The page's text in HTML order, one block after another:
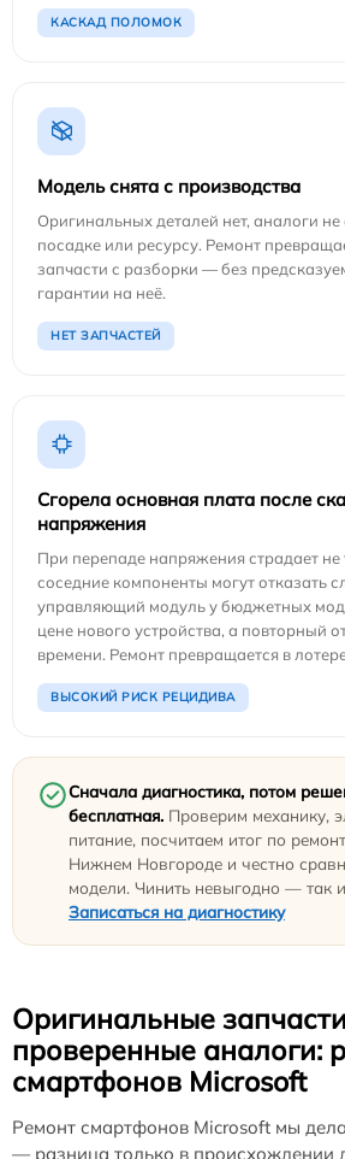
КАСКАД ПОЛОМОК
Модель снята с производства
Оригинальных деталей нет, аналоги
посадке или ресурсу. Ремонт
запчасти с разборки — без
гарантии на неё.
НЕТ ЗАПЧАСТЕЙ
Сгорела основная плата после
напряжения
При перепаде напряжения страдает не
соседние компоненты могут отказать
управляющий модуль у бюджетных
цене нового устройства, а повторный
времени. Ремонт превращается в
ВЫСОКИЙ РИСК РЕЦИДИВА
Сначала диагностика, потом
бесплатная. Проверим механику,
питание, посчитаем итог по
Нижнем Новгороде и честно
модели. Чинить невыгодно — так
Записаться на диагностику
Оригинальные
проверенные аналоги:
смартфонов Microsoft
Ремонт смартфонов Microsoft мы
— разница только в происхождении